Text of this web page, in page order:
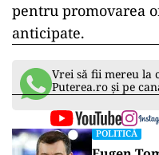
pentru promovarea
anticipate.
Vrei să fii mereu la
Puterea.ro și pe
POLITICĂ